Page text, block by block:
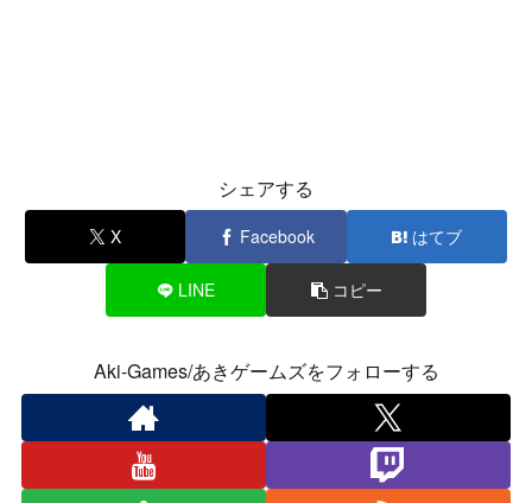
シェアする
X Facebook はてブ
LINE コピー
Aki-Games/あきゲームズをフォローする